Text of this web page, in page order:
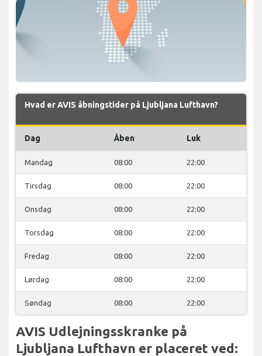
Hvad er AVIS åbningstider på Ljubljana Lufthavn?
Dag Åben Luk
Mandag 08:00 22:00
Tirsdag 08:00 22:00
Onsdag 08:00 22:00
Torsdag 08:00 22:00
Fredag 08:00 22:00
Lørdag 08:00 22:00
Søndag 08:00 22:00
AVIS Udlejningsskranke på
Ljubljana Lufthavn er placeret ved: